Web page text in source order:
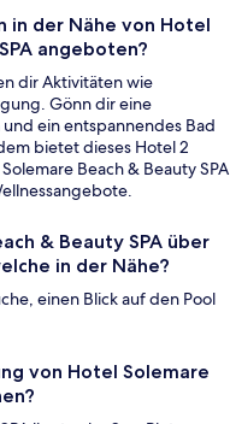
in der Nähe von Hotel
angeboten?
dir Aktivitäten wie
Gönn dir eine
ein entspannendes Bad
bietet dieses Hotel 2
Beach & Beauty SPA
& Beauty SPA über
in der Nähe?
einen Blick auf den Pool
von Hotel Solemare